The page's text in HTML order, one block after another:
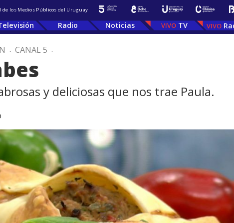
de los Medios Públicos del Uruguay
Radio Noticias TV
. CANAL 5 .
y deliciosas que nos trae Paula.